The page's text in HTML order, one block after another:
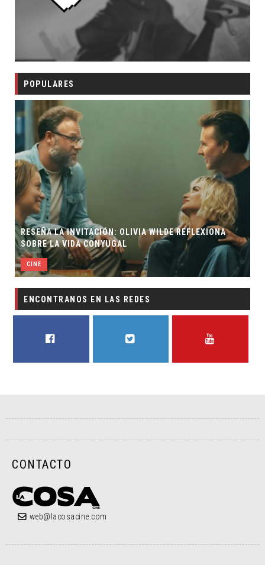
POPULARES
RESEÑA LA INVITACIÓN: OLIVIA WILDE REFLEXIONA
SOBRE LA VIDA CONYUGAL
CINE
ENCONTRANOS EN LAS REDES
CONTACTO
web@lacosacine.com